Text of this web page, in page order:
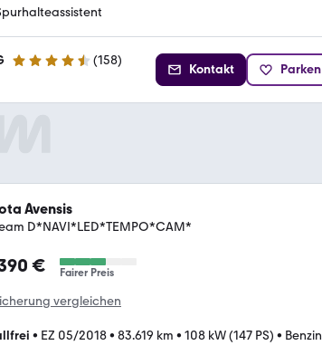
4.6 Sterne (158)
Kontakt Parken
Avensis
D*NAVI*LED*TEMPO*CAM*
€ Fairer Preis
vergleichen
• EZ 05/2018• 83.619 km • 108 kW (147 PS) • Benzin